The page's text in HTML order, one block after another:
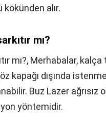
alır.
mı?
mı?, Merhabalar, kalça
kapağı dışında
Buz Lazer ağrısız
yöntemidir.